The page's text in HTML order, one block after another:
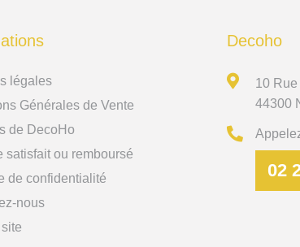
légales
Générales de Vente
de DecoHo
satisfait ou remboursé
de confidentialité
nous
Decoho
10 Rue
44300
02